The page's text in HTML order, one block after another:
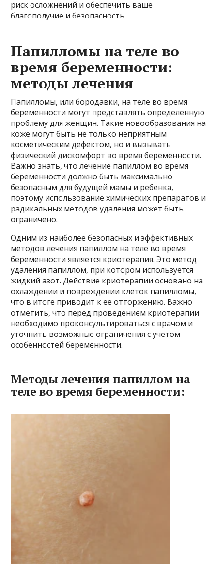
риск осложнений и обеспечить ваше
благополучие и безопасность.
Папилломы на теле во
время беременности:
методы лечения
Папилломы, или бородавки, на теле во время
беременности могут представлять определенную
проблему для женщин. Такие новообразования на
коже могут быть не только неприятным
косметическим дефектом, но и вызывать
физический дискомфорт во время беременности.
Важно знать, что лечение папиллом во время
беременности должно быть максимально
безопасным для будущей мамы и ребенка,
поэтому использование химических препаратов и
радикальных методов удаления может быть
ограничено.
Одним из наиболее безопасных и эффективных
методов лечения папиллом на теле во время
беременности является криотерапия. Это метод
удаления папиллом, при котором используется
жидкий азот. Действие криотерапии основано на
охлаждении и повреждении клеток папилломы,
что в итоге приводит к ее отторжению. Важно
отметить, что перед проведением криотерапии
необходимо проконсультироваться с врачом и
уточнить возможные ограничения с учетом
особенностей беременности.
Методы лечения папиллом на
теле во время беременности: